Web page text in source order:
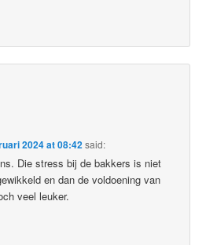
2024 at 08:42said:
Die stress bij de bakkers is niet
en dan de voldoening van
veel leuker.